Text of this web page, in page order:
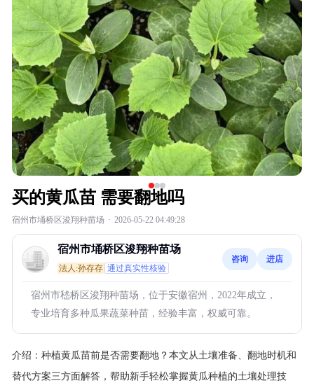
买的黄瓜苗 需要翻地吗
宿州市埇桥区浚翔种苗场 · 2026-05-22 04:49:28
宿州市埇桥区浚翔种苗场
法人:孙存存 通过真实性核验
咨询 进店
宿州市嵇桥区浚翔种苗场，位于安徽宿州，2022年成立，
专业培育多种瓜果蔬菜种苗，经验丰富，权威可靠。
介绍： 种植黄瓜苗前是否需要翻地？本文从土壤准备、翻地时机和
替代方案三方面解答，帮助新手轻松掌握黄瓜种植的土壤处理技